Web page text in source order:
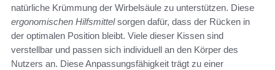
natürliche Krümmung der Wirbelsäule zu unterstützen. Diese
ergonomischen Hilfsmittelsorgen dafür, dass der Rücken in
der optimalen Position bleibt. Viele dieser Kissen sind
verstellbar und passen sich individuell an den Körper des
Nutzers an. Diese Anpassungsfähigkeit trägt zu einer